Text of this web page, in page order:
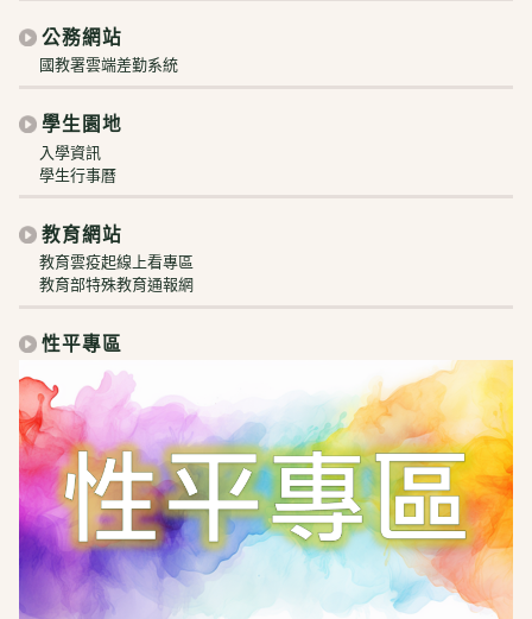
公務網站
國教署雲端差勤系統
學生園地
入學資訊
學生行事曆
教育網站
教育雲疫起線上看專區
教育部特殊教育通報網
性平專區